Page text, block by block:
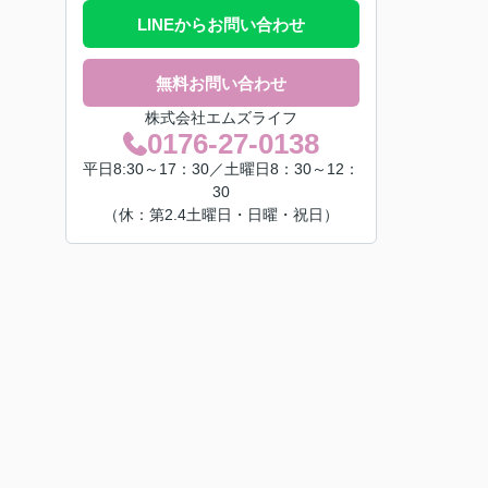
LINEからお問い合わせ
無料お問い合わせ
株式会社エムズライフ
0176-27-0138
平日8:30～17：30／土曜日8：30～12：
30
（休：第2.4土曜日・日曜・祝日）